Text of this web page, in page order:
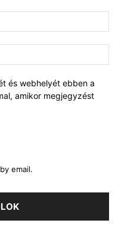
és webhelyét ebben a
amikor megjegyzést
email.